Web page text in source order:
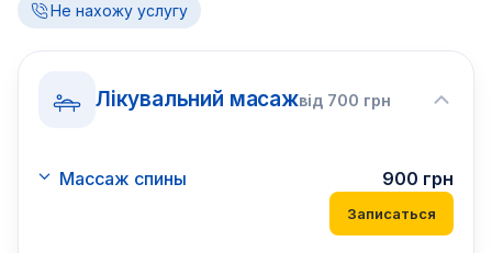
Не нахожу услугу
Лікувальний масажвід 700 грн
Массаж спины 900 грн
Записаться